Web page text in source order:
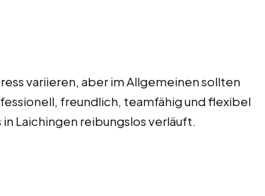
variieren, aber im Allgemeinen sollten
freundlich, teamfähig und flexibel
Laichingen reibungslos verläuft.